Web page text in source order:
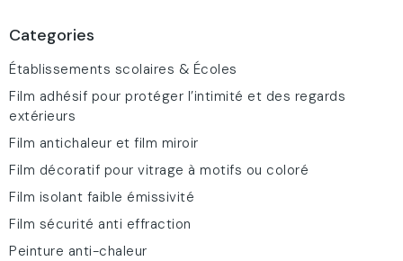
Categories
Établissements scolaires & Écoles
Film adhésif pour protéger l’intimité et des regards
extérieurs
Film antichaleur et film miroir
Film décoratif pour vitrage à motifs ou coloré
Film isolant faible émissivité
Film sécurité anti effraction
Peinture anti-chaleur